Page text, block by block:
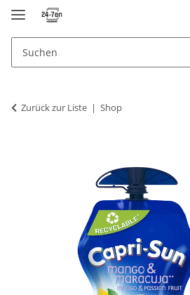
Zurück zur Liste Shop